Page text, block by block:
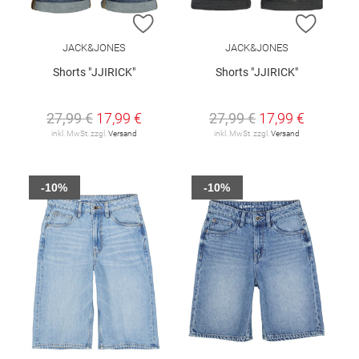
ZUR WUNSCHLISTE HINZUFÜGEN
JACK&JONES
Shorts "JJIRICK"
27,99 € 17,99 €
inkl. MwSt. zzgl.Versand
ZUR
JACK&JONES
Shorts "JJIRICK"
27,99 € 17,99 €
inkl. MwSt. zzgl.Versand
-10% -10%